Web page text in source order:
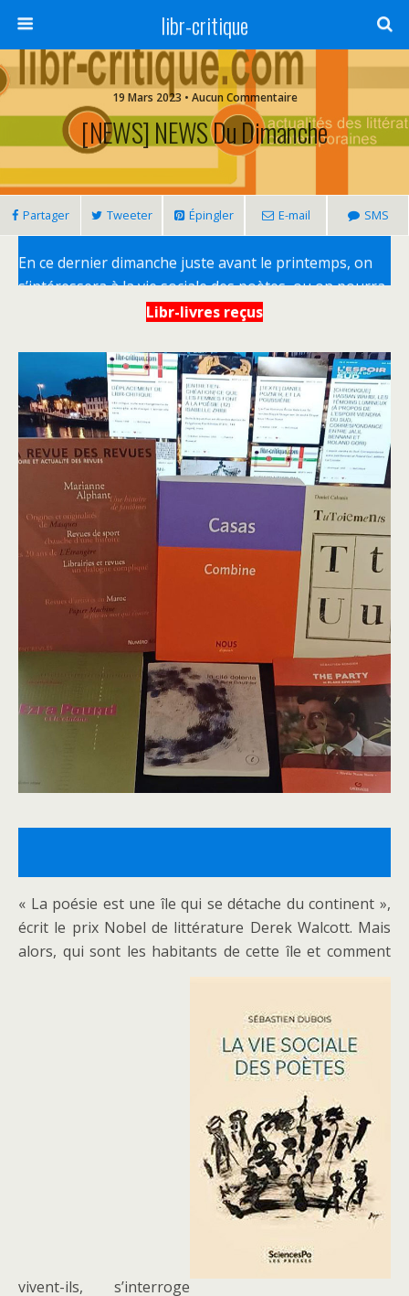
libr-critique
19 Mars 2023 • Aucun Commentaire
[NEWS] NEWS Du Dimanche
Partager Tweeter Épingler E-mail SMS
En ce dernier dimanche juste avant le printemps, on
s’intéressera à la vie sociale des poètes, ou on pourra
tenter une descente aux enfers avec
Beurard-Valdoye / Isabelle Vorle… Mais auparavant,
nos Lib-livres reçus…
Libr-livres reçus
►Sébastien DENIS,Ezra Pound et le cinéma, Quidam
éditeur, 108 pages, 12 €.
, Nous éditions, 272 pages,
La Cité dolente, Lanskine, coll.
The Partyde Black Edwards
éditions GREMESE, 120 pages, 21 €.
Libr-événements
« La poésie est une île qui se détache du continent »,
écrit le prix Nobel de littérature Derek Walcott. Mais
alors, qui sont les habitants de cette île et comment
vivent-ils, s’interroge